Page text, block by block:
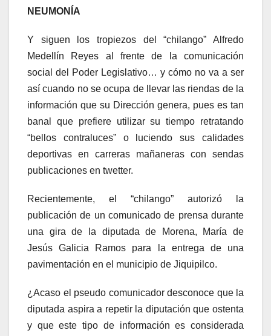
NEUMONÍA
Y siguen los tropiezos del “chilango” Alfredo
Medellín Reyes al frente de la comunicación
social del Poder Legislativo… y cómo no va a ser
así cuando no se ocupa de llevar las riendas de la
información que su Dirección genera, pues es tan
banal que prefiere utilizar su tiempo retratando
“bellos contraluces” o luciendo sus calidades
deportivas en carreras mañaneras con sendas
publicaciones en twetter.
Recientemente, el “chilango” autorizó la
publicación de un comunicado de prensa durante
una gira de la diputada de Morena, María de
Jesús Galicia Ramos para la entrega de una
pavimentación en el municipio de Jiquipilco.
¿Acaso el pseudo comunicador desconoce que la
diputada aspira a repetir la diputación que ostenta
y que este tipo de información es considerada